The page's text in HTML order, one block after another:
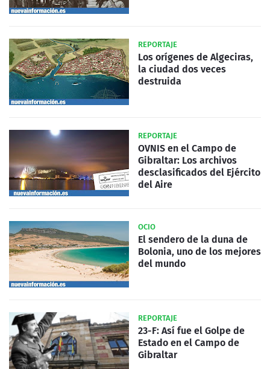
REPORTAJE
Los orígenes de Algeciras,
la ciudad dos veces
destruida
REPORTAJE
OVNIS en el Campo de
Gibraltar: Los archivos
desclasificados del Ejército
del Aire
OCIO
El sendero de la duna de
Bolonia, uno de los mejores
del mundo
REPORTAJE
23-F: Así fue el Golpe de
Estado en el Campo de
Gibraltar